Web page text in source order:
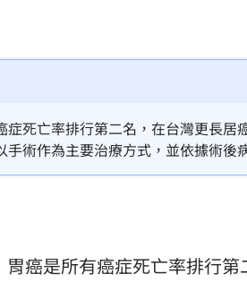
應了
誕生 12:19
險降41% 12:12
長曹雨婷 12:08
死亡率排行第二名，在台灣更長居
術作為主要治療方式，並依據術後
功的起點，然臨床研究顯示，即使
手術能否成功」。
癌是所有癌症死亡率排行